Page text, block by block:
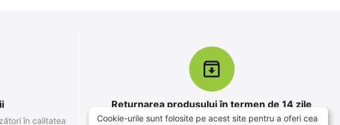
în calitatea
Returnarea produsului în termen de 14 zile
Aveți la dispoziție 14 zile pentru a vă testa achiziția
Cookie-urile sunt folosite pe acest site pentru a oferi cea